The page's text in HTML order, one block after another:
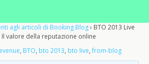
agli articoli di Booking Blog› BTO 2013 Live
Il valore della reputazione online
, BTO, bto 2013, bto live,from-blog